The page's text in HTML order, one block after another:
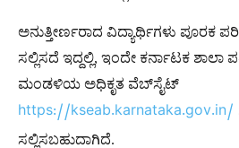
ಅನುತ್ತೀರ್ಣರಾದ ವಿದ್ಯಾರ್ಥಿಗಳು ಪೂರಕ
ಸಲ್ಲಿಸದೆ ಇದ್ದಲ್ಲಿ, ಇಂದೇ ಕರ್ನಾಟಕ
ಮಂಡಳಿಯ ಅಧಿಕೃತ ವೆಬ್‌ಸೈಟ್
https://kseab.karnataka.gov.in/
ಸಲ್ಲಿಸಬಹುದಾಗಿದೆ.